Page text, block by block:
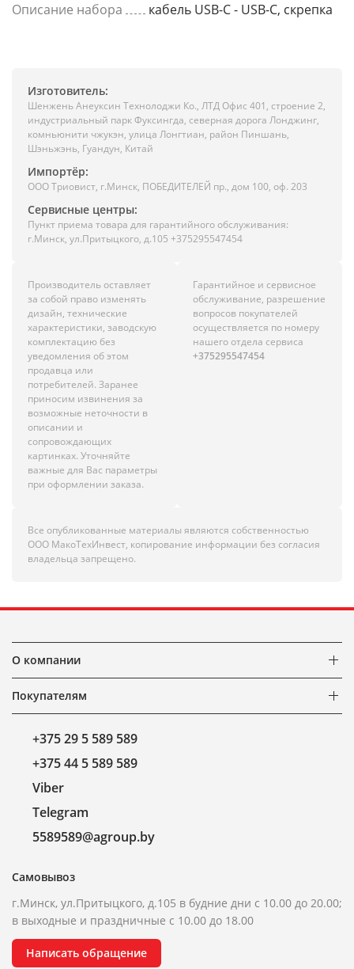
Описание набора
кабель USB-C - USB-C, скрепка
Изготовитель:
Шенжень Анеуксин Технолоджи Ко., ЛТД Офис 401, строение 2,
индустриальный парк Фуксингда, северная дорога Лонджинг,
комньюнити чжукэн, улица Лонгтиан, район Пиншань,
Шэньжэнь, Гуандун, Китай
Импортёр:
ООО Триовист, г.Минск, ПОБЕДИТЕЛЕЙ пр., дом 100, оф. 203
Сервисные центры:
Пункт приема товара для гарантийного обслуживания:
г.Минск, ул.Притыцкого, д.105 +375295547454
Производитель оставляет
за собой право изменять
дизайн, технические
характеристики, заводскую
комплектацию без
уведомления об этом
продавца или
потребителей. Заранее
приносим извинения за
возможные неточности в
описании и
сопровождающих
картинках. Уточняйте
важные для Вас параметры
при оформлении заказа.
Гарантийное и сервисное
обслуживание, разрешение
вопросов покупателей
осуществляется по номеру
нашего отдела сервиса
+375295547454
Все опубликованные материалы являются собственностью
ООО МакоТехИнвест, копирование информации без согласия
владельца запрещено.
О компании
Покупателям
+375 29 5 589 589
+375 44 5 589 589
Viber
Telegram
5589589@agroup.by
Самовывоз
г.Минск, ул.Притыцкого, д.105 в будние дни с 10.00 до 20.00;
в выходные и праздничные с 10.00 до 18.00
Написать обращение